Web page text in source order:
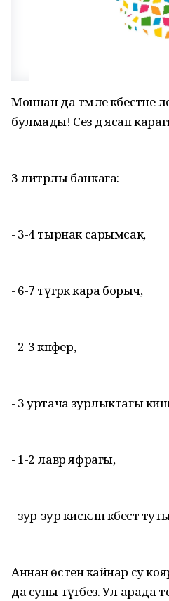
Моннан да тәмле кәбестәне
булмады! Сез дә ясап
3 литрлы банкага:
- 3-4 тырнак сарымсак,
- 6-7 түгәрәк кара борыч,
- 2-3 кәнәфер,
- 3 уртача зурлыктагы
- 1-2 лавр яфрагы,
- зур-зур кискәләп кәбестә
Аннан өстенә кайнар су
да суны түгәбез. Ул арада